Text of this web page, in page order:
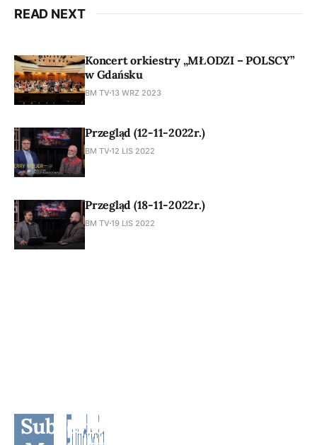
READ NEXT
Koncert orkiestry „MŁODZI – POLSCY”
w Gdańsku
BM TV13 WRZ 2023
Przegląd (12-11-2022r.)
BM TV12 LIS 2022
Przegląd (18-11-2022r.)
BM TV19 LIS 2022
Subscribe to BM TV - Bridge